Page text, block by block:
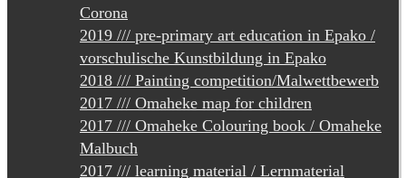
Corona
2019 /// pre-primary art education in Epako /
vorschulische Kunstbildung in Epako
2018 /// Painting competition/Malwettbewerb
2017 /// Omaheke map for children
2017 /// Omaheke Colouring book / Omaheke
Malbuch
2017 /// learning material / Lernmaterial